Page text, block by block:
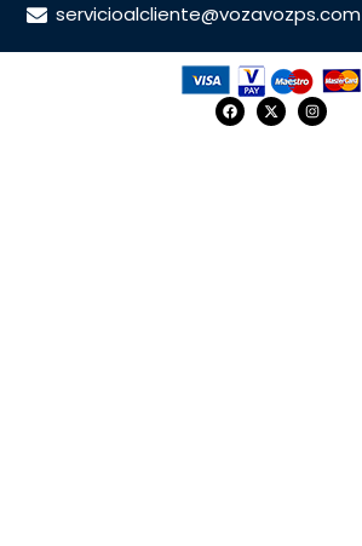
servicioalcliente@vozavozps.com